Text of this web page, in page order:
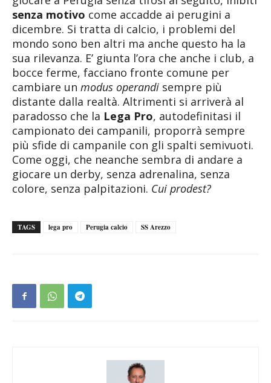
senza motivo come accadde ai perugini a
dicembre. Si tratta di calcio, i problemi del
mondo sono ben altri ma anche questo ha la
sua rilevanza. E’ giunta l’ora che anche i club, a
bocce ferme, facciano fronte comune per
cambiare un modus operandi sempre più
distante dalla realtà. Altrimenti si arriverà al
paradosso che la Lega Pro, autodefinitasi il
campionato dei campanili, proporrà sempre
più sfide di campanile con gli spalti semivuoti.
Come oggi, che neanche sembra di andare a
giocare un derby, senza adrenalina, senza
colore, senza palpitazioni. Cui prodest?
TAGS lega pro Perugia calcio SS Arezzo